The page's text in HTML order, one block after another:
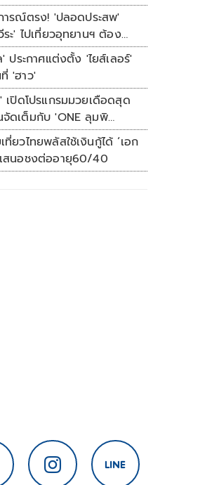
น
ารณ์ตรง! 'ปลอดประสพ'
ะ' ไปเที่ยวอุทยานฯ ต้อง
ชาติดิบๆให้ได้
ประกาศแต่งตั้ง 'ไยส์เลอร์'
'ฮาว'
เปิดโปรแกรมมวยเดือดสุด
ดเต็มกับ 'ONE ลุมพิ
ไทย 7 สี'
ที่ยวไทยพลัสใช้เงินกู้ได้ ‘เอก
สนอชงต่ออายุ60/40